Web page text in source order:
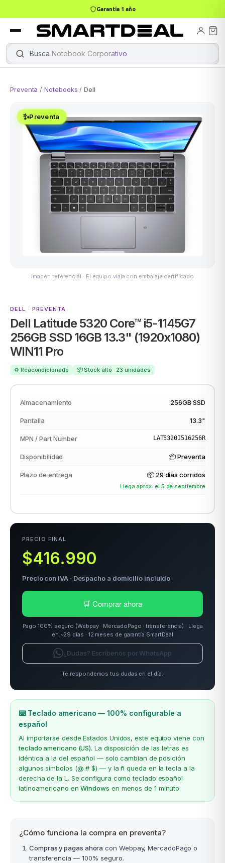
Garantía 1 año
Busca Notebook Corporativo
Air
Preventa /Notebooks /Dell
✨Preventa
Imagen referencial · El equipo viaja con embalaje certificado
DELL · PREVENTA
Dell Latitude 5320 Core™ i5-1145G7
256GB SSD 16GB 13.3" (1920x1080)
WIN11 Pro
♻️ Reacondicionado 📦 Stock alto · 23 unidades
Almacenamiento 256GB SSD
Pantalla 13.3"
MPN / Part Number LAT5320I516256R
Disponibilidad 📦 Preventa
Plazo de entrega 📦 29 días corridos
Llega aprox. el 5 de septiembre
PRECIO FINAL
$416.990
Precio con IVA · Despacho a domicilio incluido
🛒 Comprar ahora
Pago 100% seguro (Webpay · MercadoPago · transferencia) · Llega
en ~29 días · 12 meses de garantía SmartDeal
¿Dudas? Escríbenos por WhatsApp
Te respondemos tus dudas en el día.
⌨️ Teclado americano — 100% configurable a
español
Al importarse desde Estados Unidos, este equipo viene con
teclado americano (US). La disposición de las letras es
idéntica a la del español — solo cambian de posición
algunos símbolos (@ # $) — y lañ queda en la tecla a la
derecha de la L. Se configura como teclado español
latinoamericano enWindows en menos de 1 minuto.
¿Cómo funciona la compra en preventa?
Compras y pagas ahora con Webpay, MercadoPago o
transferencia — 100% seguro.